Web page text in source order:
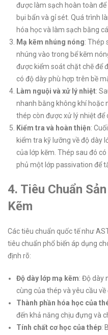
được làm sạch hoàn toàn
bụi bẩn và gỉ sét. Quá trình
hóa học và làm sạch bằng
Mạ kẽm nhúng nóng: Thép
nhúng vào trong bể kẽm
được kiểm soát chặt chẽ để
có độ dày phù hợp trên bề
Làm nguội và xử lý nhiệt:
nhanh bằng không khí hoặc
thép còn được xử lý nhiệt để
Kiểm tra và hoàn thiện:
kiểm tra kỹ lưỡng về độ dày
của lớp kẽm. Thép sau đó
phủ một lớp passivation để
4. Tiêu Chuẩn
Kẽm
Các tiêu chuẩn quốc tế như
tiêu chuẩn phổ biến áp dụng
định rõ:
Độ dày lớp mạ kẽm: Độ dày
cùng của thép và yêu cầu về
Thành phần hóa học của
đến khả năng chịu đựng và
Tính chất cơ học của thép: